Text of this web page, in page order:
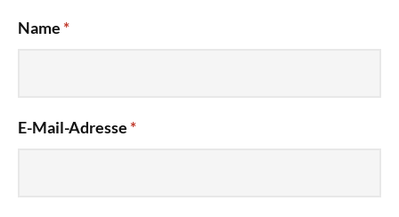
Name *
E-Mail-Adresse *